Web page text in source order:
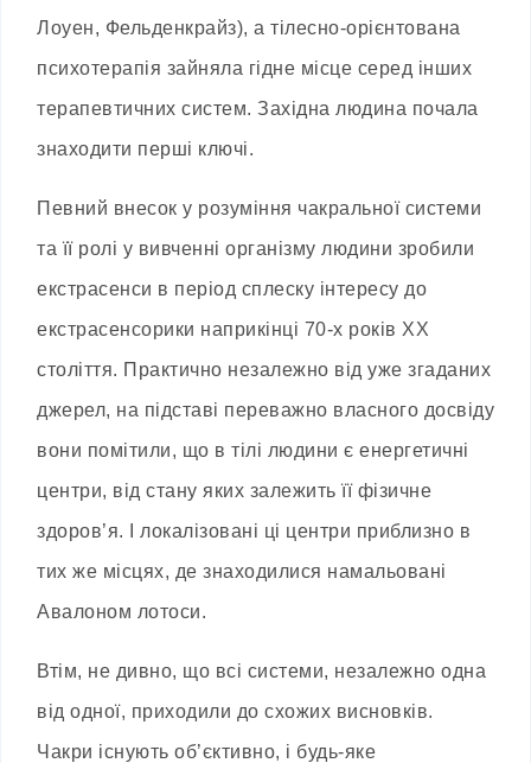
Лоуен, Фельденкрайз), а тілесно-орієнтована
психотерапія зайняла гідне місце серед інших
терапевтичних систем. Західна людина почала
знаходити перші ключі.
Певний внесок у розуміння чакральної системи
та її ролі у вивченні організму людини зробили
екстрасенси в період сплеску інтересу до
екстрасенсорики наприкінці 70-х років XX
століття. Практично незалежно від уже згаданих
джерел, на підставі переважно власного досвіду
вони помітили, що в тілі людини є енергетичні
центри, від стану яких залежить її фізичне
здоров’я. І локалізовані ці центри приблизно в
тих же місцях, де знаходилися намальовані
Авалоном лотоси.
Втім, не дивно, що всі системи, незалежно одна
від одної, приходили до схожих висновків.
Чакри існують об’єктивно, і будь-яке